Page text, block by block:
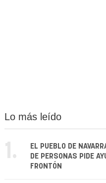
Lo más leído
1.
EL PUEBLO DE
DE PERSONAS PIDE
FRONTÓN